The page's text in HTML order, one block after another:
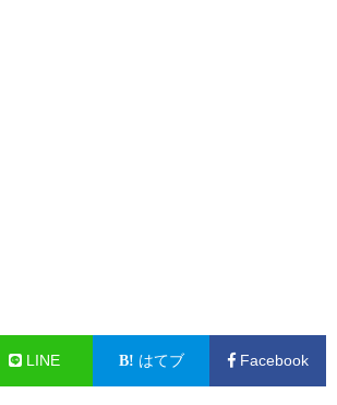
LINE はてブ Facebook